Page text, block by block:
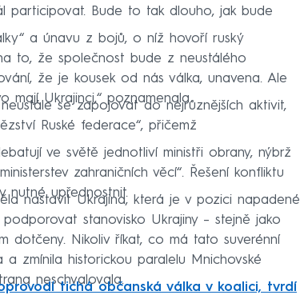
participovat. Bude to tak dlouho, jak bude
a únavu z bojů, o níž hovoří ruský
to, že společnost bude z neustálého
že je kousek od nás válka, unavena. Ale
mají Ukrajinci,“ poznamenala.
se zapojovat do nejrůznějších aktivit,
Ruské federace“, přičemž
ve světě jednotliví ministři obrany, nýbrž
zahraničních věcí“. Řešení konfliktu
nutné upřednostnit.
nastavit Ukrajina, která je v pozici napadené
stanovisko Ukrajiny – stejně jako
dotčeny. Nikoliv říkat, co má tato suverénní
zmínila historickou paralelu Mnichovské
neschvalovala.
tichá občanská válka v koalici, tvrdí